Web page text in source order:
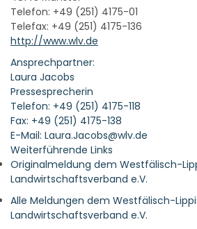
Telefon: +49 (251) 4175-01
Telefax: +49 (251) 4175-136
http://www.wlv.de
Ansprechpartner:
Laura Jacobs
Pressesprecherin
Telefon: +49 (251) 4175-118
Fax: +49 (251) 4175-138
E-Mail: Laura.Jacobs@wlv.de
Weiterführende Links
Originalmeldung dem Westfälisch-
Landwirtschaftsverband e.V.
Alle Meldungen dem Westfälisch-
Landwirtschaftsverband e.V.